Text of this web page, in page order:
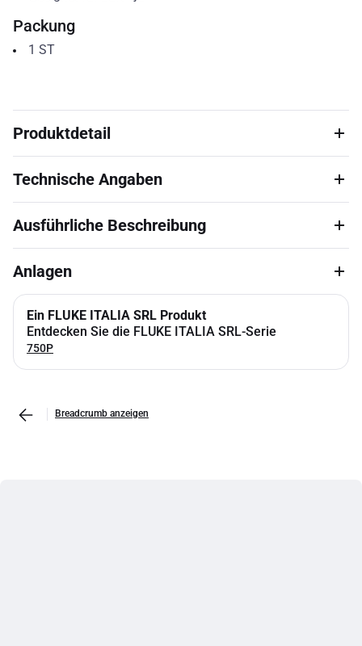
Packung
1 ST
Produktdetail
Technische Angaben
Ausführliche Beschreibung
Anlagen
Ein FLUKE ITALIA SRL Produkt
Entdecken Sie die FLUKE ITALIA SRL-Serie
750P
Breadcrumb anzeigen